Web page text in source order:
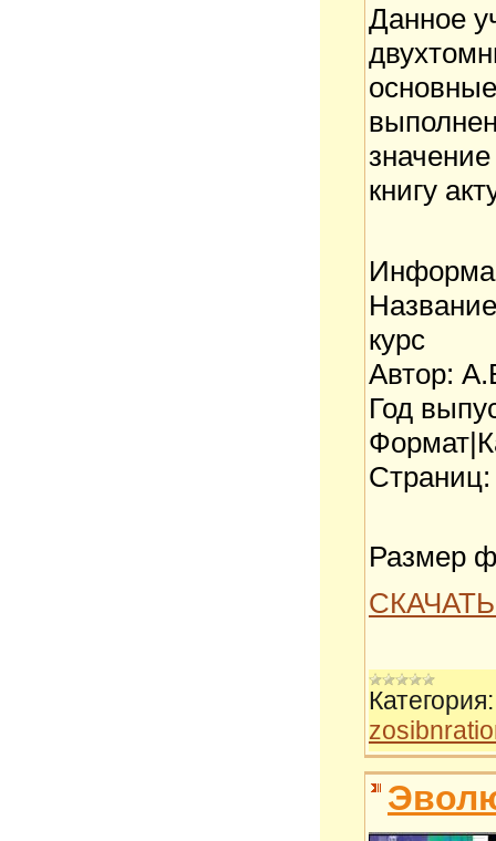
Данное
книгу
курс
Автор:
Год
Страниц:
Размер
Категория: